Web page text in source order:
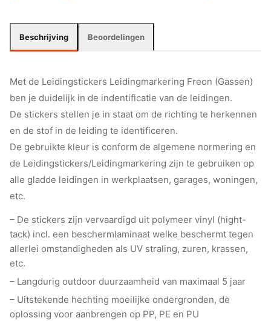
Beschrijving Beoordelingen
Met de Leidingstickers Leidingmarkering Freon (Gassen)
ben je duidelijk in de indentificatie van de leidingen.
De stickers stellen je in staat om de richting te herkennen
en de stof in de leiding te identificeren.
De gebruikte kleur is conform de algemene normering en
de Leidingstickers/Leidingmarkering zijn te gebruiken op
alle gladde leidingen in werkplaatsen, garages, woningen,
etc.
– De stickers zijn vervaardigd uit polymeer vinyl (hight-
tack) incl. een beschermlaminaat welke beschermt tegen
allerlei omstandigheden als UV straling, zuren, krassen,
etc.
– Langdurig outdoor duurzaamheid van maximaal 5 jaar
– Uitstekende hechting moeilijke ondergronden, de
oplossing voor aanbrengen op PP, PE en PU